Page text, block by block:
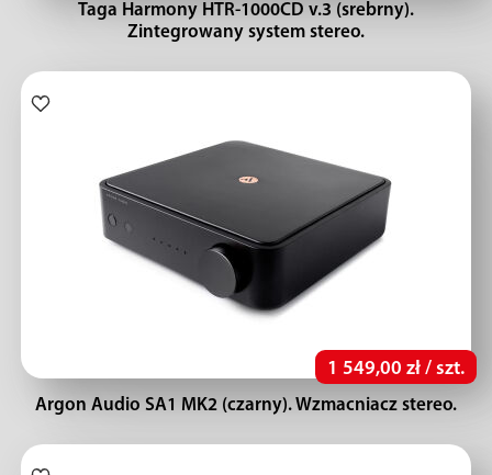
Taga Harmony HTR-1000CD v.3 (srebrny).
Zintegrowany system stereo.
1 549,00 zł / szt.
Argon Audio SA1 MK2 (czarny). Wzmacniacz stereo.